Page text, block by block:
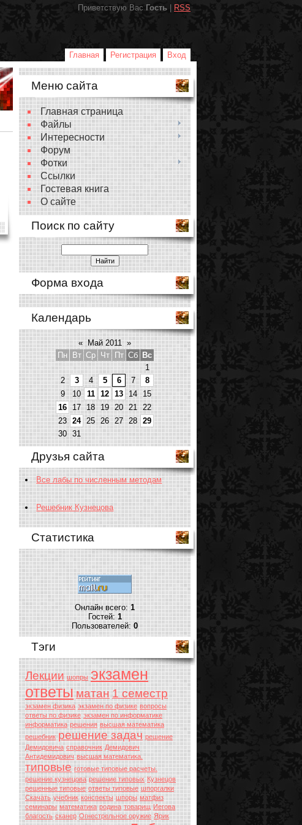
Приветствую Вас Гость RSS
Главная Регистрация Вход
Меню сайта
Главная страница
Файлы
Интересности
Форум
Фотки
Ссылки
Гостевая книга
О сайте
Поиск по сайту
Форма входа
Календарь
« Май 2011 »
Пн
Вт Ср Чт Пт Сб Вс
1
2
3 4 5 6 7
8
9
10 11 12 13 14
15
16 17 18 19 20 21 22
23 24 25 26 27 28 29
30 31
Друзья сайта
Все лабы по численным методам
Решебник Кузнецова
Статистика
Онлайн всего:1
Гостей:1
Пользователей:0
Тэги
Лекции шопры экзамен
ответы матан1 семестр
экзамен физика экзамен по физике вопросы
ответы по физике экзамен по информатике
информатика решения высшая математика
решебник решение задач решение
Демидовича справочник Демидович
Антидемидович высшая математика.
типовые готовые типовые расчеты.
решение кузнецова решение типовых Кузнецов
решенные типовые ответы типовые шпоргалки
Скачать учебник конспекты шпоры матфиз
семинары математика родина товарищ Иегова
благость сканер Огнестрельное оружие Ярик